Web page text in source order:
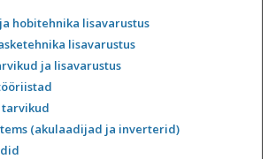
hobitehnika lisavarustus
lisavarustus
ja lisavarustus
(akulaadijad ja inverterid)